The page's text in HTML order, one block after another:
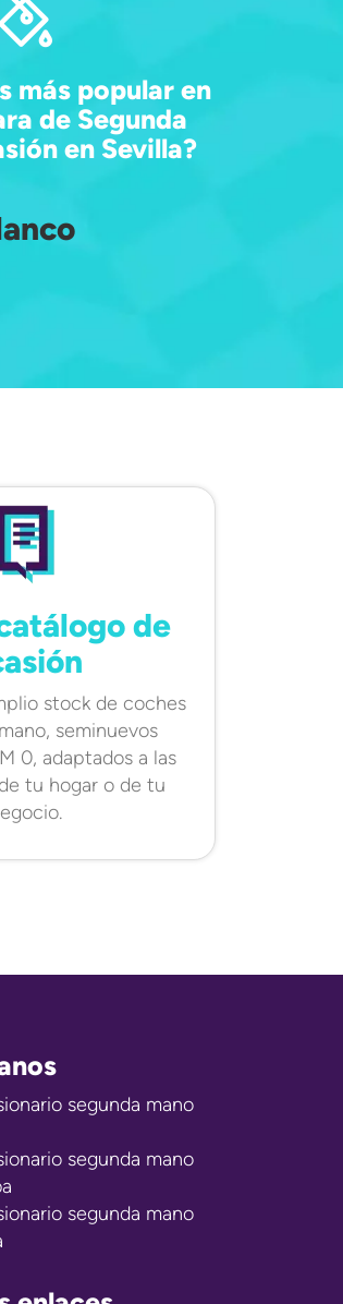
más popular en
de Segunda
en Sevilla?
de
stock de coches
seminuevos
0, adaptados a las
tu hogar o de tu
segunda mano
segunda mano
segunda mano